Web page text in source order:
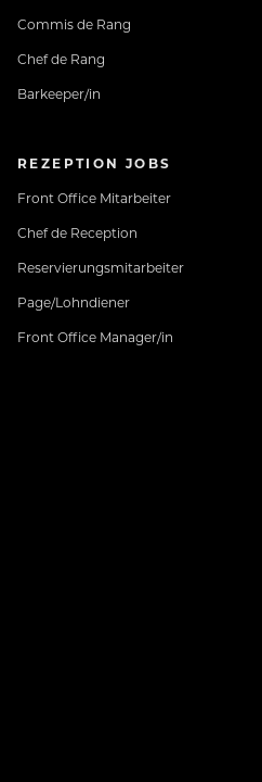
Commis de Rang
Chef de Rang
Barkeeper/in
REZEPTION JOBS
Front Office Mitarbeiter
Chef de Reception
Reservierungsmitarbeiter
Page/Lohndiener
Front Office Manager/in